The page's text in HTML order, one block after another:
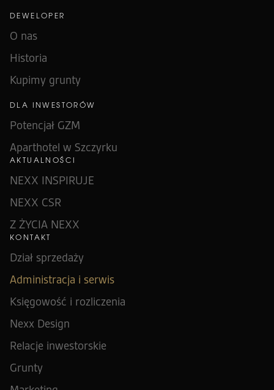
DEWELOPER
O nas
Historia
Kupimy grunty
DLA INWESTORÓW
Potencjał GZM
Aparthotel w Szczyrku
AKTUALNOŚCI
NEXX INSPIRUJE
NEXX CSR
Z ŻYCIA NEXX
KONTAKT
Dział sprzedaży
Administracja i serwis
Księgowość i rozliczenia
Nexx Design
Relacje inwestorskie
Grunty